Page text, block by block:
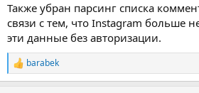
Также убран парсинг списка
связи с тем, что Instagram больше
эти данные без авторизации.
Р
е
barabek